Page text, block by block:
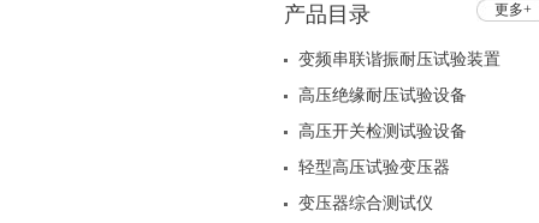
更多+
产品目录
变频串联谐振耐压试验装置
高压绝缘耐压试验设备
高压开关检测试验设备
轻型高压试验变压器
变压器综合测试仪